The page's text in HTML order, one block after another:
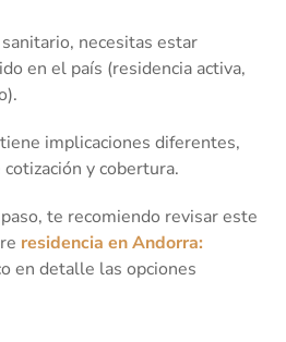
necesitas estar
en el país (residencia activa,
implicaciones diferentes,
y cobertura.
te recomiendo revisar este
residencia en Andorra:
en detalle las opciones